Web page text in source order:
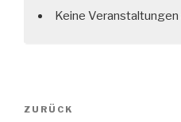
Keine
Beitragsnavigation
Vorheriger
ZURÜCK